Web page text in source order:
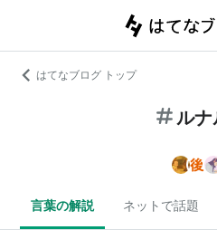
はてなブログ トップ
ルナ
言葉の解説 ネットで話題